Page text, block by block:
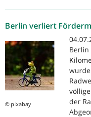
Berlin verliert
© pixabay
Berlin
der